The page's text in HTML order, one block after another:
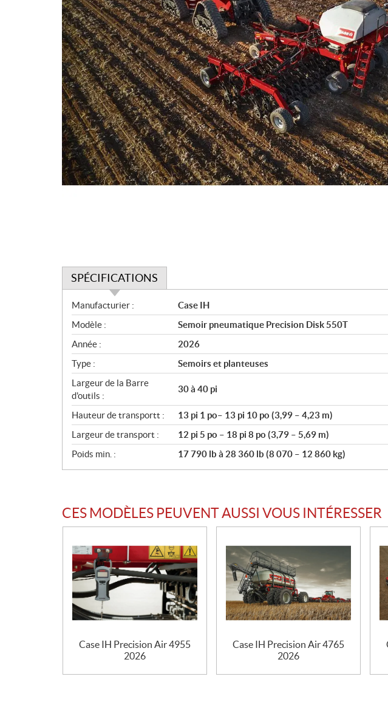
SPÉCIFICATIONS
S
p
é
c
i
f
i
c
a
t
i
o
Manufacturier :
Case IH
Modèle :
Semoir pneumatique Precision Disk 550T
Année :
2026
Type :
Semoirs et planteuses
Largeur de la Barre
d'outils :
30 à 40 pi
Hauteur de transportt :
13 pi 1 po– 13 pi 10 po (3,99 – 4,23 m)
Largeur de transport :
12 pi 5 po – 18 pi 8 po (3,79 – 5,69 m)
Poids min. :
17 790 lb à 28 360 lb (8 070 – 12 860 kg)
CES MODÈLES PEUVENT AUSSI VOUS INTÉRESSER
Case IH Precision Air 4955
2026
Case IH Precision Air 4765
2026